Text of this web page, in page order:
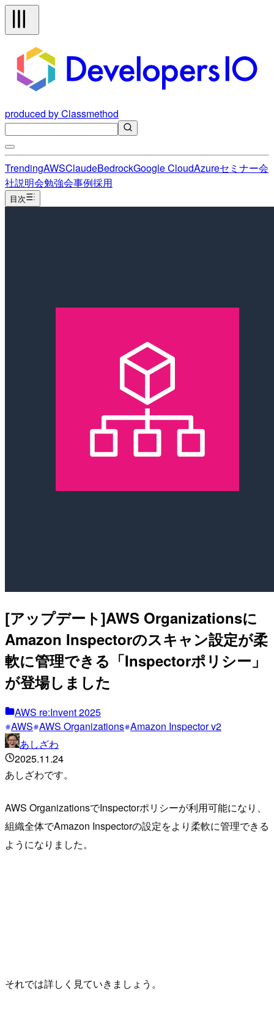
produced by Classmethod
TrendingAWSClaudeBedrockGoogle CloudAzureセミナー会
社説明会勉強会事例採用
目次
[アップデート]AWS Organizationsに
Amazon Inspectorのスキャン設定が柔
軟に管理できる「Inspectorポリシー」
が登場しました
AWS re:Invent 2025
AWS AWS Organizations Amazon Inspector v2
あしざわ
2025.11.24
あしざわです。
AWS OrganizationsでInspectorポリシーが利用可能になり、
組織全体でAmazon Inspectorの設定をより柔軟に管理できる
ようになりました。
それでは詳しく見ていきましょう。